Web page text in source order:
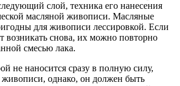
слой, техника его нанесения
масляной живописи. Масляные
для живописи лессировкой. Если
возникать снова, их можно повторно
смесью лака.
не наносится сразу в полную силу,
однако, он должен быть